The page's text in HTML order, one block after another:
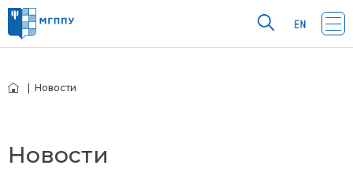
| Новости
Новости